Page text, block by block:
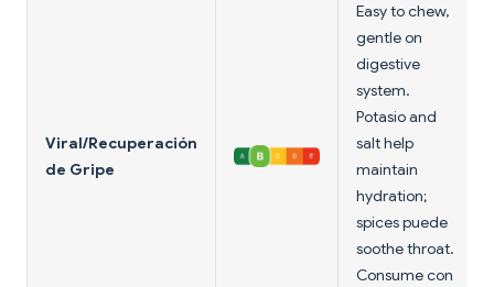
Viral/Recuperación
de Gripe
Easy to chew,
gentle on
digestive
system.
Potasio and
salt help
maintain
hydration;
spices puede
soothe throat.
Consume con